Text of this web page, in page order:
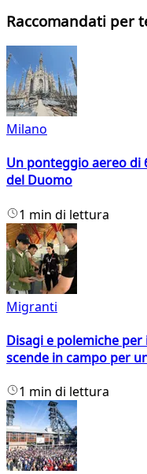
Raccomandati per
Milano
Un ponteggio aereo
del Duomo
1 min di lettura
Migranti
Disagi e polemiche
scende in campo per
1 min di lettura